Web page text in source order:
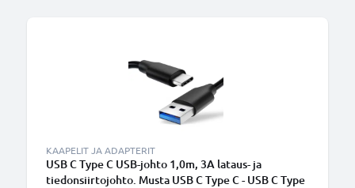
KAAPELIT JA ADAPTERIT
USB C Type C USB-johto 1,0m, 3A lataus- ja
tiedonsiirtojohto. Musta USB C Type C - USB C Type